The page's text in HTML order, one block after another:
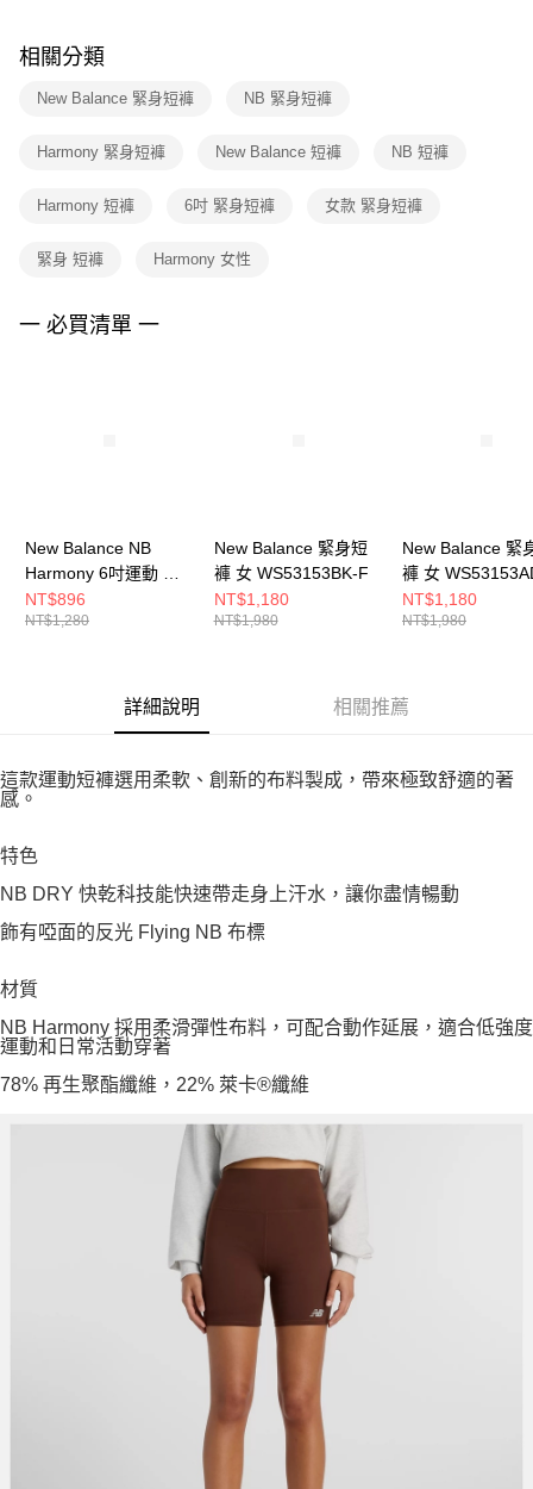
※ 交易是否成功請以「AFTEE先享後付 」之結帳頁面顯示為準，若有關於
是否繳費成功／繳費後需取消欲退款等相關疑問，請聯繫「AFTEE先享後付
客戶支援中心」 https://netprotections.freshdesk.com/support/home
１．透過由恩沛科技股份有限公司提供之「AFTEE先享後付」服務完成之交
權轉讓予恩沛科技股份有限公司。
３．未成年的使用者請事先徵得法定代理人或監護人之同意方可使用
４．使用「AFTEE先享後付」時，將依據個別帳號之用戶狀況，依本公司即
相關分類
New Balance 緊身短褲 NB 緊身短褲
Harmony 緊身短褲 New Balance 短褲 NB 短褲
Harmony 短褲 6吋 緊身短褲 女款 緊身短褲
緊身 短褲 Harmony 女性
一 必買清單 一
New Balance NB
Harmony 6吋運動 女
緊身短褲
WS51114BK-F
NT$896
NT$1,280
New Balance 緊身短
褲 女 WS53153BK-F
NT$1,180
NT$1,980
New Balance 緊
褲 女
NT$1,180
NT$1,980
詳細說明 相關推薦
這款運動短褲選用柔軟、創新的布料製成，帶來極致舒適的著
感。
特色
NB DRY 快乾科技能快速帶走身上汗水，讓你盡情暢動
飾有啞面的反光 Flying NB 布標
材質
NB Harmony 採用柔滑彈性布料，可配合動作延展，適合低強度
運動和日常活動穿著
78% 再生聚酯纖維，22% 萊卡®纖維